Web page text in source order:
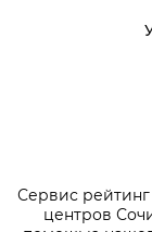
Сервис
центров